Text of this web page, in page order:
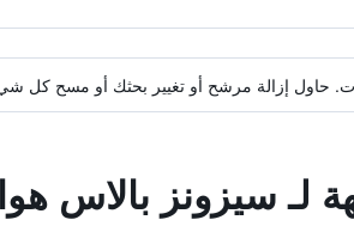
حاول إزالة مرشح أو تغيير بحثك أو مسح كل
لـ سيزونز بالاس